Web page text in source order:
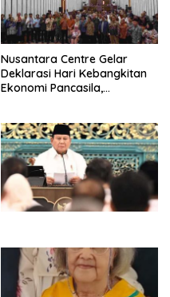
Nusantara Centre Gelar
Deklarasi Hari Kebangkitan
Ekonomi Pancasila,
Penjajahan (Pergolakan
Ekonomi Politik Indonesia) &
Simposium Nasional “Urgensi
Undang-Undang
Perekonomian Nasional dan
Kesejahteraan Sosial dalam